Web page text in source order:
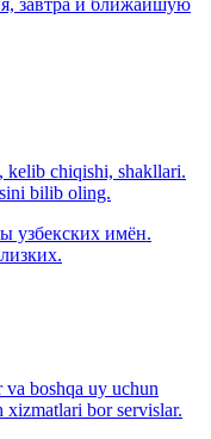
завтра и ближайшую
kelib chiqishi, shakllari.
bilib oling.
узбекских имён.
boshqa uy uchun
xizmatlari bor servislar.